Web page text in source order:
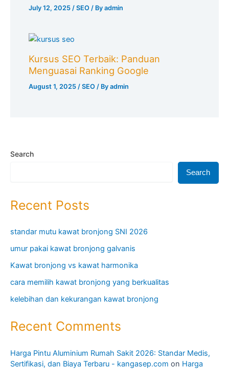
July 12, 2025 /SEO / Byadmin
Kursus SEO Terbaik: Panduan
Menguasai Ranking Google
August 1, 2025 /SEO / Byadmin
Search
Search
Recent Posts
standar mutu kawat bronjong SNI 2026
umur pakai kawat bronjong galvanis
Kawat bronjong vs kawat harmonika
cara memilih kawat bronjong yang berkualitas
kelebihan dan kekurangan kawat bronjong
Recent Comments
Harga Pintu Aluminium Rumah Sakit 2026: Standar Medis,
Sertifikasi, dan Biaya Terbaru - kangasep.com on Harga